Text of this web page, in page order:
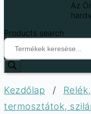
Az
Products search
Kezdőlap /
termosztátok,